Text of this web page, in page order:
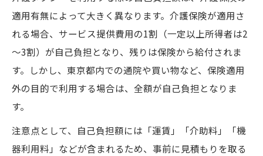
適用有無によって大きく異なります。介護保険が適用さ
れる場合、サービス提供費用の1割（一定以上所得者は2
～3割）が自己負担となり、残りは保険から給付されま
す。しかし、東京都内での通院や買い物など、保険適用
外の目的で利用する場合は、全額が自己負担となりま
す。
注意点として、自己負担額には「運賃」「介助料」「機
器利用料」などが含まれるため、事前に見積もりを取る